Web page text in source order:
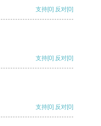
支持[0] 反对[0]
支持[0] 反对[0]
支持[0] 反对[0]